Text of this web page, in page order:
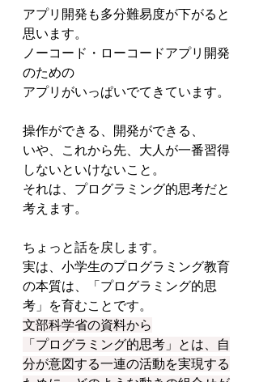
アプリ開発も多分難易度が下がると
思います。
ノーコード・ローコードアプリ開発
のための
アプリがいっぱいでてきています。
操作ができる、開発ができる、
いや、これから先、大人が一番習得
しないといけないこと。
それは、プログラミング的思考だと
考えます。
ちょっと話を戻します。
実は、小学生のプログラミング教育
の本質は、「プログラミング的思
考」を育むことです。
文部科学省の資料から
「プログラミング的思考」とは、自
分が意図する一連の活動を実現する